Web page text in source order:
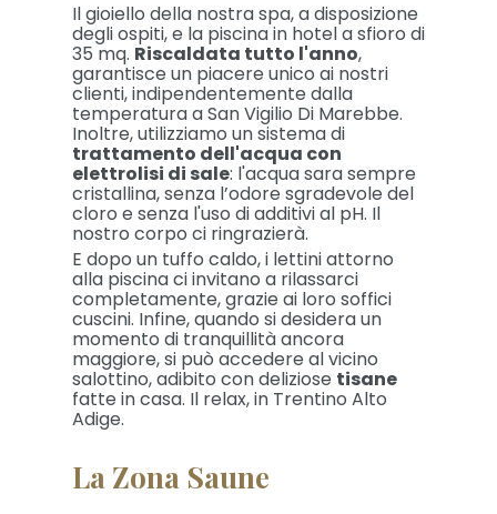
Il gioiello della nostra spa, a disposizione
degli ospiti, e la piscina in hotel a sfioro di
35 mq. Riscaldata tutto l'anno,
garantisce un piacere unico ai nostri
clienti, indipendentemente dalla
temperatura a San Vigilio Di Marebbe.
Inoltre, utilizziamo un sistema di
trattamento dell'acqua con
elettrolisi di sale: l'acqua sara sempre
cristallina, senza l’odore sgradevole del
cloro e senza l'uso di additivi al pH. Il
nostro corpo ci ringrazierà.
E dopo un tuffo caldo, i lettini attorno
alla piscina ci invitano a rilassarci
completamente, grazie ai loro soffici
cuscini. Infine, quando si desidera un
momento di tranquillità ancora
maggiore, si può accedere al vicino
salottino, adibito con deliziose tisane
fatte in casa. Il relax, in Trentino Alto
Adige.
La Zona Saune